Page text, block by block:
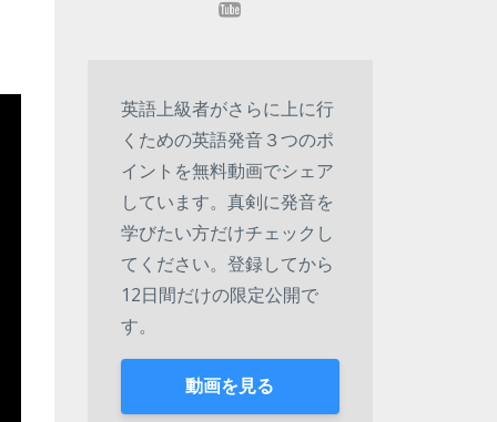
英語上級者がさらに上に行
くための英語発音３つのポ
イントを無料動画でシェア
しています。真剣に発音を
学びたい方だけチェックし
てください。登録してから
12日間だけの限定公開で
す。
動画を見る